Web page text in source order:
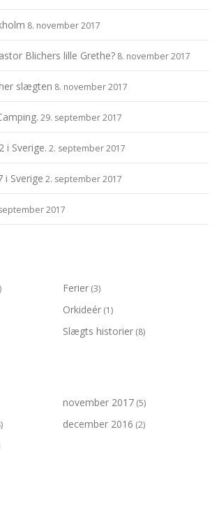
8. november 2017
Blichers lille Grethe? 8. november 2017
slægten 8. november 2017
29. september 2017
i Sverige. 2. september 2017
i Sverige 2. september 2017
2017
Ferier (3)
Orkideér (1)
Slægts historier (8)
november 2017 (5)
december 2016 (2)